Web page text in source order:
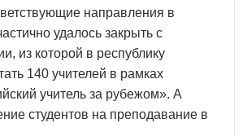
направления в
удалось закрыть с
из которой в республику
140 учителей в рамках
учитель за рубежом». А
студентов на преподавание в